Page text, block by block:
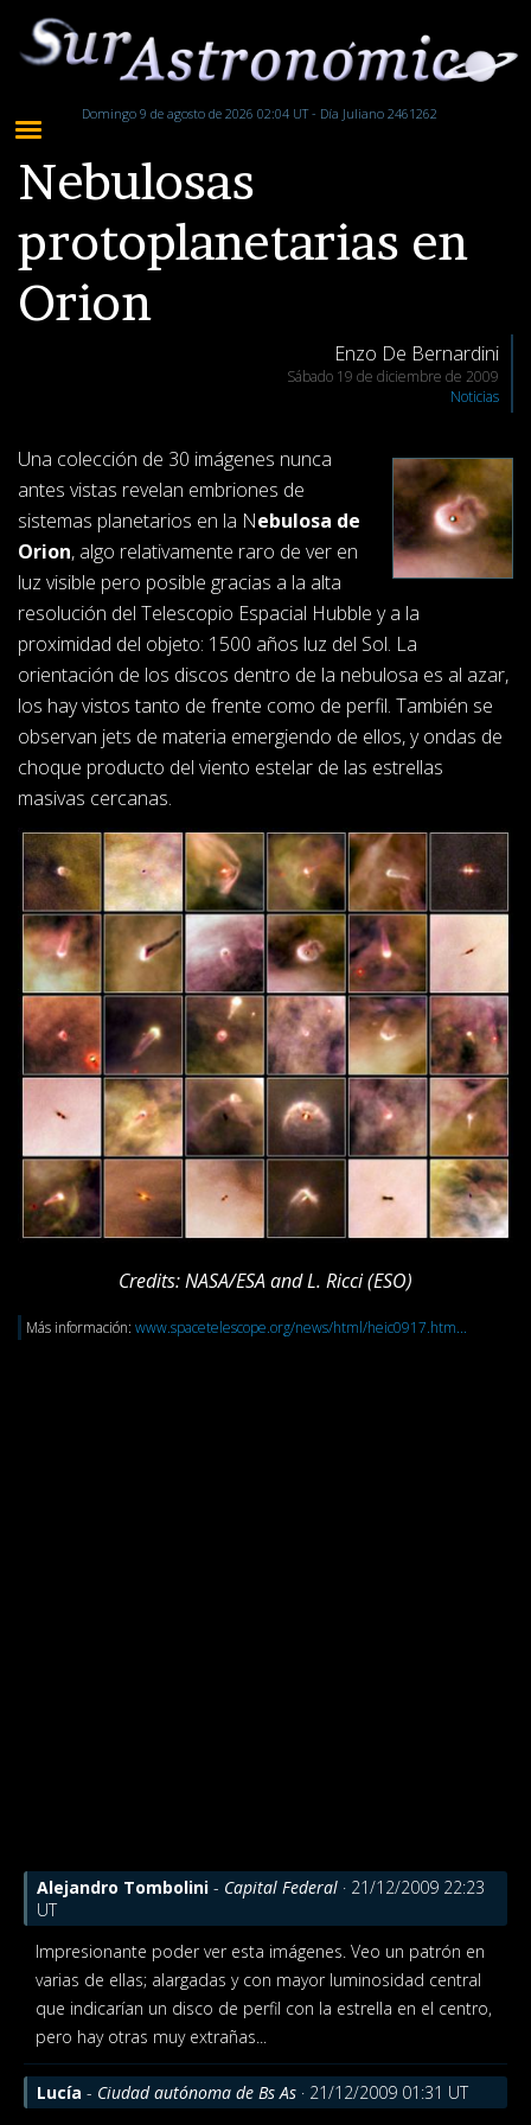
Domingo 9 de agosto de 2026 02:04 UT - Día Juliano 2461262
Nebulosas
protoplanetarias en
Orion
Enzo De Bernardini
Sábado 19 de diciembre de 2009
Noticias
Una colección de 30 imágenes nunca
antes vistas revelan embriones de
sistemas planetarios en la Nebulosa de
Orion, algo relativamente raro de ver en
luz visible pero posible gracias a la alta
resolución del Telescopio Espacial Hubble y a la
proximidad del objeto: 1500 años luz del Sol. La
orientación de los discos dentro de la nebulosa es al azar,
los hay vistos tanto de frente como de perfil. También se
observan jets de materia emergiendo de ellos, y ondas de
choque producto del viento estelar de las estrellas
masivas cercanas.
Credits: NASA/ESA and L. Ricci (ESO)
Más información: www.spacetelescope.org/news/html/heic0917.htm...
Alejandro Tombolini - Capital Federal · 21/12/2009 22:23
UT
Impresionante poder ver esta imágenes. Veo un patrón en
varias de ellas; alargadas y con mayor luminosidad central
que indicarían un disco de perfil con la estrella en el centro,
pero hay otras muy extrañas...
Lucía - Ciudad autónoma de Bs As · 21/12/2009 01:31 UT